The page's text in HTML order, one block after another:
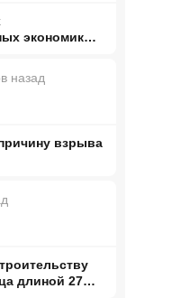
экономик
назад
взрыва
длиной 27